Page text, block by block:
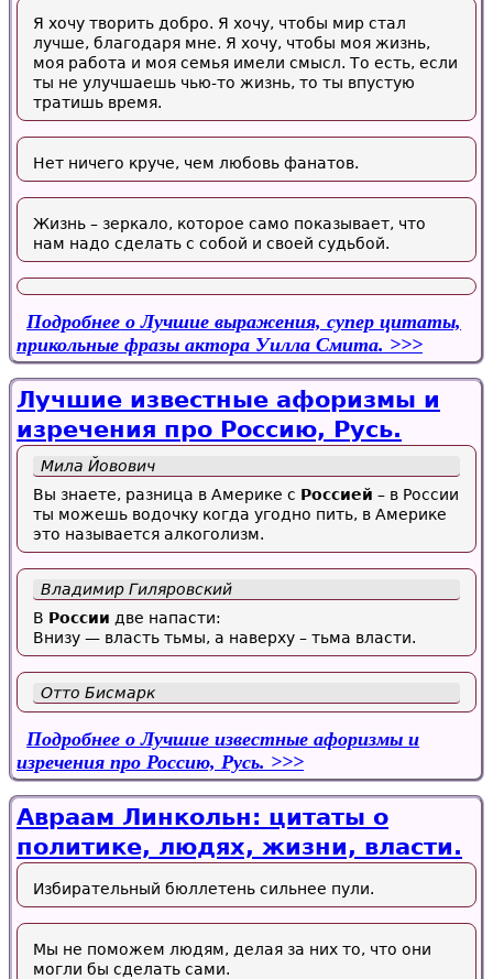
Я хочу творить добро. Я хочу, чтобы мир стал
лучше, благодаря мне. Я хочу, чтобы моя жизнь,
моя работа и моя семья имели смысл. То есть, если
ты не улучшаешь чью-то жизнь, то ты впустую
тратишь время.
Нет ничего круче, чем любовь фанатов.
Жизнь – зеркало, которое само показывает, что
нам надо сделать с собой и своей судьбой.
Подробнее о Лучшие выражения, супер цитаты,
прикольные фразы актора Уилла Смита.
Лучшие известные афоризмы и
изречения про Россию, Русь.
Мила Йовович
Вы знаете, разница в Америке с Россией – в России
ты можешь водочку когда угодно пить, в Америке
это называется алкоголизм.
Владимир Гиляровский
В России две напасти:
Внизу — власть тьмы, а наверху – тьма власти.
Отто Бисмарк
Подробнее о Лучшие известные афоризмы и
изречения про Россию, Русь.
Авраам Линкольн: цитаты о
политике, людях, жизни, власти.
Избирательный бюллетень сильнее пули.
Мы не поможем людям, делая за них то, что они
могли бы сделать сами.